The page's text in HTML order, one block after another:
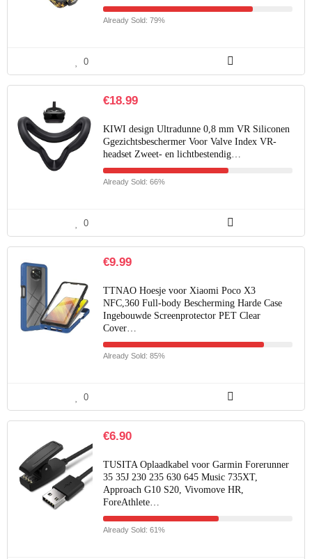
Already Sold: 79%
0
€18.99
KIWI design Ultradunne 0,8 mm VR Siliconen
Ggezichtsbeschermer Voor Valve Index VR-
headset Zweet- en lichtbestendig…
Already Sold: 66%
0
€9.99
TTNAO Hoesje voor Xiaomi Poco X3
NFC,360 Full-body Bescherming Harde Case
Ingebouwde Screenprotector PET Clear
Cover…
Already Sold: 85%
0
€6.90
TUSITA Oplaadkabel voor Garmin Forerunner
35 35J 230 235 630 645 Music 735XT,
Approach G10 S20, Vivomove HR,
ForeAthlete…
Already Sold: 61%